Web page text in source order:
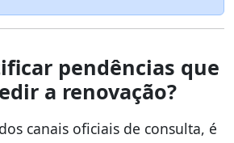
pendências que
a renovação?
canais oficiais de consulta, é